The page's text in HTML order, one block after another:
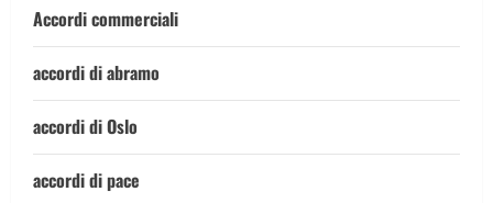
Accordi commerciali
accordi di abramo
accordi di Oslo
accordi di pace